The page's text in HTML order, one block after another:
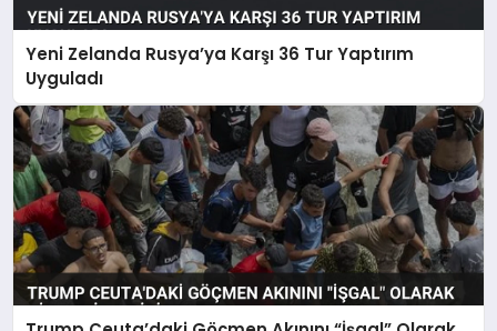
Yeni Zelanda Rusya’ya Karşı 36 Tur Yaptırım
Uyguladı